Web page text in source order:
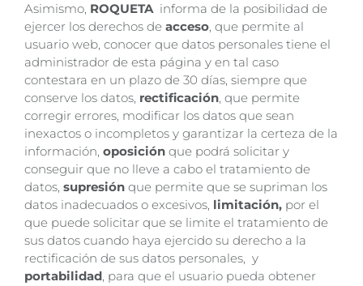
Asimismo, ROQUETA informa de la posibilidad de
ejercer los derechos de acceso, que permite al
usuario web, conocer que datos personales tiene el
administrador de esta página y en tal caso
contestara en un plazo de 30 días, siempre que
conserve los datos, rectificación, que permite
corregir errores, modificar los datos que sean
inexactos o incompletos y garantizar la certeza de la
información, oposición que podrá solicitar y
conseguir que no lleve a cabo el tratamiento de
datos, supresión que permite que se supriman los
datos inadecuados o excesivos, limitación, por el
que puede solicitar que se limite el tratamiento de
sus datos cuando haya ejercido su derecho a la
rectificación de sus datos personales, y
portabilidad, para que el usuario pueda obtener